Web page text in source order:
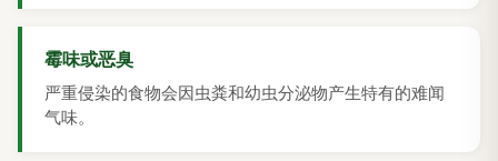
霉味或恶臭
严重侵染的食物会因虫粪和幼虫分泌物产生特有的难闻
气味。